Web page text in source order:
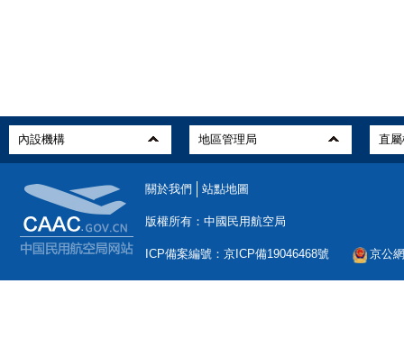
關於我們 站點地圖
版權所有：中國民用航空局
ICP備案編號：京ICP備19046468號 京公